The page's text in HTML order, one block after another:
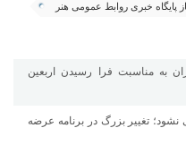
خبری روابط عمومی هنر
به مناسبت فرا رسیدن اربعین
نشود؛ تغییر بزرگ در برنامه عرضه